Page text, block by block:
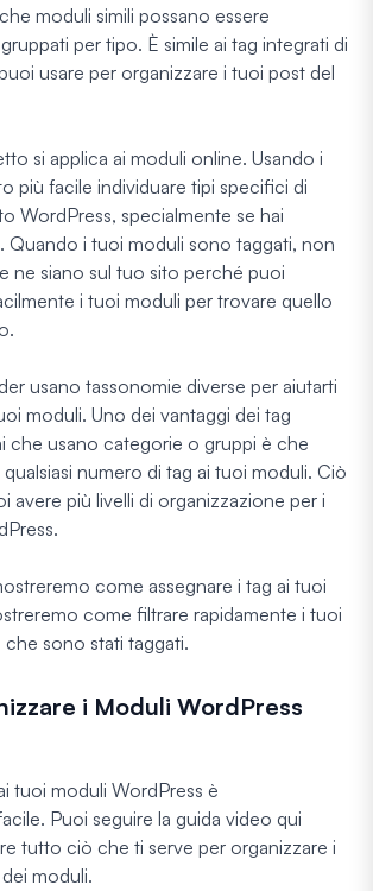
moduli simili possano essere
per tipo. È simile ai tag integrati di
usare per organizzare i tuoi post del
si applica ai moduli online. Usando i
più facile individuare tipi specifici di
WordPress, specialmente se hai
Quando i tuoi moduli sono taggati, non
ne siano sul tuo sito perché puoi
i tuoi moduli per trovare quello
usano tassonomie diverse per aiutarti
moduli. Uno dei vantaggi dei tag
che usano categorie o gruppi è che
numero di tag ai tuoi moduli. Ciò
avere più livelli di organizzazione per i
come assegnare i tag ai tuoi
come filtrare rapidamente i tuoi
sono stati taggati.
i Moduli WordPress
tuoi moduli WordPress è
Puoi seguire la guida video qui
tutto ciò che ti serve per organizzare i
moduli.